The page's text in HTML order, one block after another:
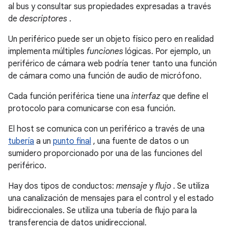
al bus y consultar sus propiedades expresadas a través
de descriptores .
Un periférico puede ser un objeto físico pero en realidad
implementa múltiples funciones lógicas. Por ejemplo, un
periférico de cámara web podría tener tanto una función
de cámara como una función de audio de micrófono.
Cada función periférica tiene una interfaz que define el
protocolo para comunicarse con esa función.
El host se comunica con un periférico a través de una
tubería a un punto final , una fuente de datos o un
sumidero proporcionado por una de las funciones del
periférico.
Hay dos tipos de conductos: mensaje y flujo . Se utiliza
una canalización de mensajes para el control y el estado
bidireccionales. Se utiliza una tubería de flujo para la
transferencia de datos unidireccional.